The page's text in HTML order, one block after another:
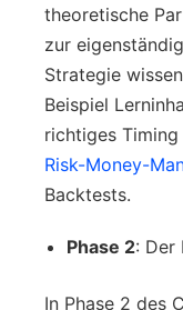
theoretische
zur
Strategie
Beispiel
richtiges
Risk-Money-
Backtests.
Phase 2: Der
In Phase 2 des